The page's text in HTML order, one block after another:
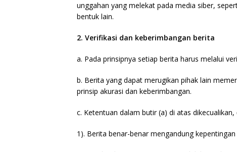
unggahan yang melekat pada media siber,
bentuk lain.
2. Verifikasi dan keberimbangan berita
a. Pada prinsipnya setiap berita harus melalui
b. Berita yang dapat merugikan pihak lain
prinsip akurasi dan keberimbangan.
c. Ketentuan dalam butir (a) di atas dikecualikan,
1). Berita benar-benar mengandung